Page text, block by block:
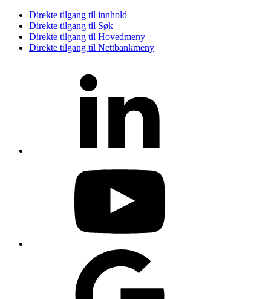
Direkte tilgang til innhold
Direkte tilgang til Søk
Direkte tilgang til Hovedmeny
Direkte tilgang til Nettbankmeny